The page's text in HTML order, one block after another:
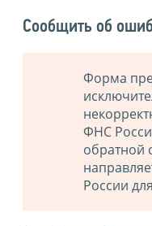
Сообщить об
Форма
ФНС
обратной
России